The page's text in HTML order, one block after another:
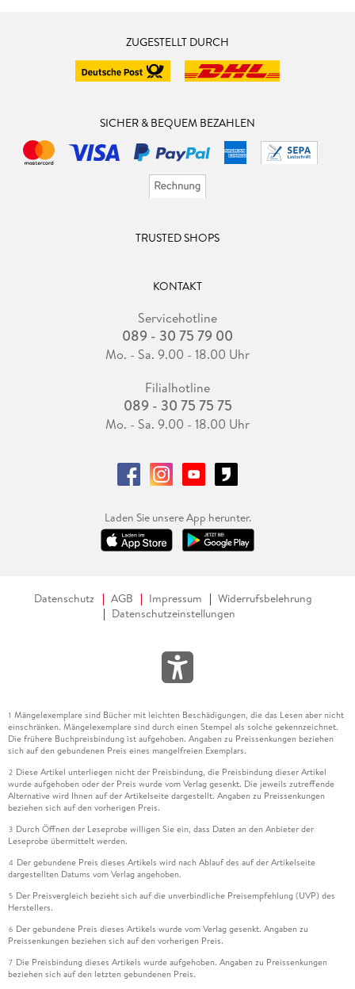
ZUGESTELLT DURCH
SICHER & BEQUEM BEZAHLEN
TRUSTED SHOPS
KONTAKT
Servicehotline
089 - 30 75 79 00
Mo. - Sa. 9.00 - 18.00 Uhr
Filialhotline
089 - 30 75 75 75
Mo. - Sa. 9.00 - 18.00 Uhr
Laden Sie unsere App herunter.
Datenschutz AGB Impressum
Widerrufsbelehrung
Datenschutzeinstellungen
1 Mängelexemplare sind Bücher mit leichten Beschädigungen, die das Lesen aber nicht
einschränken. Mängelexemplare sind durch einen Stempel als solche gekennzeichnet.
Die frühere Buchpreisbindung ist aufgehoben. Angaben zu Preissenkungen beziehen
sich auf den gebundenen Preis eines mangelfreien Exemplars.
2 Diese Artikel unterliegen nicht der Preisbindung, die Preisbindung dieser Artikel
wurde aufgehoben oder der Preis wurde vom Verlag gesenkt. Die jeweils zutreffende
Alternative wird Ihnen auf der Artikelseite dargestellt. Angaben zu Preissenkungen
beziehen sich auf den vorherigen Preis.
3 Durch Öffnen der Leseprobe willigen Sie ein, dass Daten an den Anbieter der
Leseprobe übermittelt werden.
4 Der gebundene Preis dieses Artikels wird nach Ablauf des auf der Artikelseite
dargestellten Datums vom Verlag angehoben.
5 Der Preisvergleich bezieht sich auf die unverbindliche Preisempfehlung (UVP) des
Herstellers.
6 Der gebundene Preis dieses Artikels wurde vom Verlag gesenkt. Angaben zu
Preissenkungen beziehen sich auf den vorherigen Preis.
7 Die Preisbindung dieses Artikels wurde aufgehoben. Angaben zu Preissenkungen
beziehen sich auf den letzten gebundenen Preis.